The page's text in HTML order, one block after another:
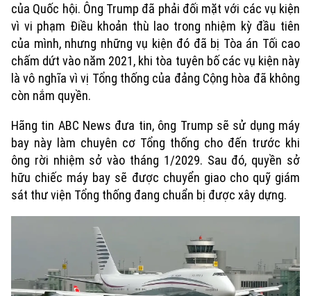
Xu hướng
của Quốc hội. Ông Trump đã phải đối mặt với các vụ kiện
vì vi phạm Điều khoản thù lao trong nhiệm kỳ đầu tiên
của mình, nhưng những vụ kiện đó đã bị Tòa án Tối cao
chấm dứt vào năm 2021, khi tòa tuyên bố các vụ kiện này
là vô nghĩa vì vị Tổng thống của đảng Cộng hòa đã không
còn nắm quyền.
Hãng tin ABC News đưa tin, ông Trump sẽ sử dụng máy
bay này làm chuyên cơ Tổng thống cho đến trước khi
ông rời nhiệm sở vào tháng 1/2029. Sau đó, quyền sở
hữu chiếc máy bay sẽ được chuyển giao cho quỹ giám
sát thư viện Tổng thống đang chuẩn bị được xây dựng.